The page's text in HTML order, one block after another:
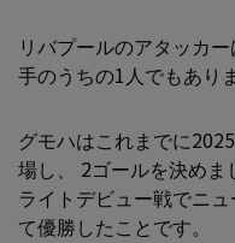
リバプールのアタッカ
手のうちの1人でもあり
グモハはこれまでに
場し、
2ゴールを決めま
ライトデビュー戦でニ
て優勝したことです。